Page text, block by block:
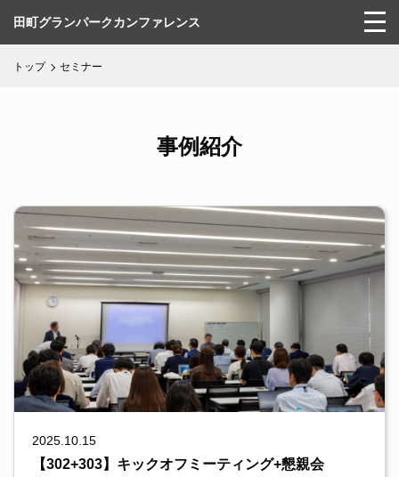
田町グランパークカンファレンス
施設の特徴
事例紹介
アクセス
ご利用の流れ
備品・設備
トップ セミナー
事例紹介
2025.10.15
【302+303】キックオフミーティング+懇親会